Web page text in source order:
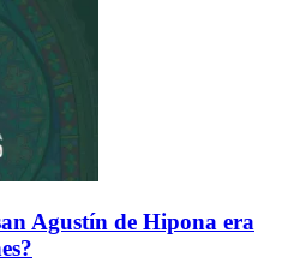
Agustín de Hipona era